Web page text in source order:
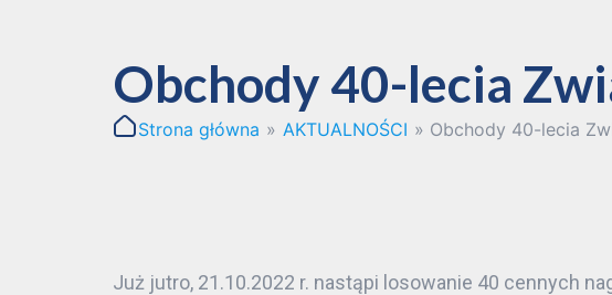
Obchody 40-lecia
Strona główna » AKTUALNOŚCI » Obchody 40-lecia
Już jutro, 21.10.2022 r. nastąpi losowanie 40 cennych